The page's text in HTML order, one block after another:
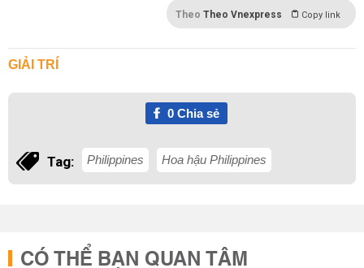
Theo Theo Vnexpress Copy link
GIẢI TRÍ
0Chia sẻ
Tag: Philippines Hoa hậu Philippines
CÓ THỂ BẠN QUAN TÂM